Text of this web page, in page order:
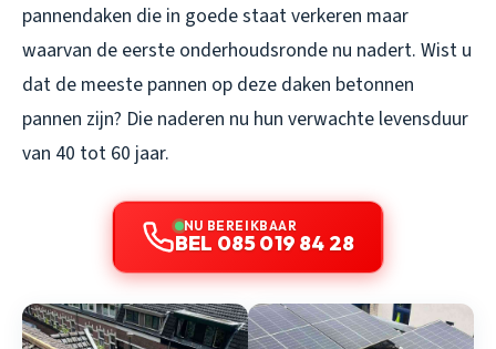
pannendaken die in goede staat verkeren maar
waarvan de eerste onderhoudsronde nu nadert. Wist u
dat de meeste pannen op deze daken betonnen
pannen zijn? Die naderen nu hun verwachte levensduur
van 40 tot 60 jaar.
NU BEREIKBAAR
BEL 085 019 84 28